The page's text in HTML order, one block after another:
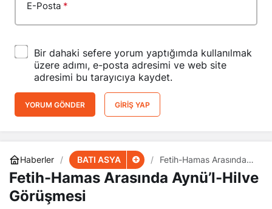
E-Posta *
Bir dahaki sefere yorum yaptığımda kullanılmak
üzere adımı, e-posta adresimi ve web site
adresimi bu tarayıcıya kaydet.
YORUM GÖNDER GIRIŞ YAP
Haberler BATI ASYA
Fetih-Hamas Arasında
Aynü’l-Hilve Görüşmesi
Fetih-Hamas Arasında Aynü’l-Hilve
Görüşmesi